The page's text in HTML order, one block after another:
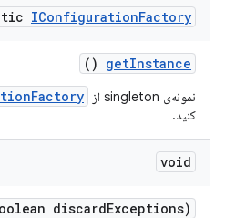
IConfigurationFactory
getInstance
()
نمونه‌ی singleton از
کنید.
void
discardExceptions)